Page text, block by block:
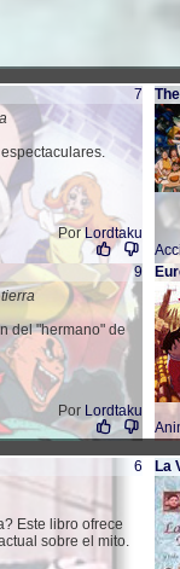
7
PorLordtaku
9
del "hermano" de
Por Lordtaku
6
Este libro ofrece
sobre el mito.
La